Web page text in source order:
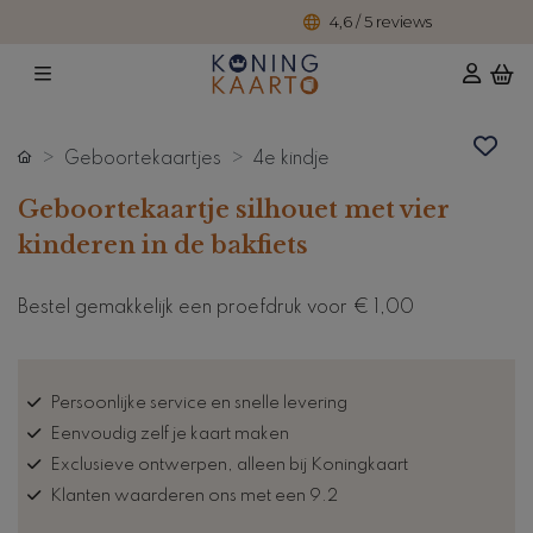
4,6 / 5 reviews
Geboortekaartjes 4e kindje
Geboortekaartje silhouet met vier
kinderen in de bakfiets
Bestel gemakkelijk een proefdruk voor € 1,00
Persoonlijke service en snelle levering
Eenvoudig zelf je kaart maken
Exclusieve ontwerpen, alleen bij Koningkaart
Klanten waarderen ons met een 9.2